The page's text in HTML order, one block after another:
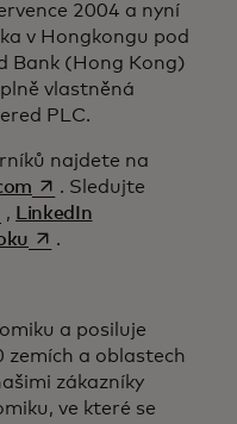
2004 a nyní
v Hongkongu pod
Bank (Hong Kong)
vlastněná
PLC.
najdete na
new tab
opens in a new tab
. Sledujte
in a new tab
, LinkedInopens in a new
tabopens in a new tab
.
a posiluje
zemích a oblastech
zákazníky
ve které se